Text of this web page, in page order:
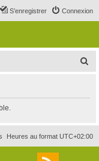
Connexion
S’enregistrer
r
c
Heures au format UTC+02:00